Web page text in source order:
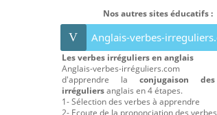
Nos autres sites éducatifs :
V Anglais-verbes-
Les verbes irréguliers en anglais
Anglais-verbes-
d'apprendre la conjugaison
irréguliersanglais en 4 étapes.
1- Sélection des verbes à apprendre